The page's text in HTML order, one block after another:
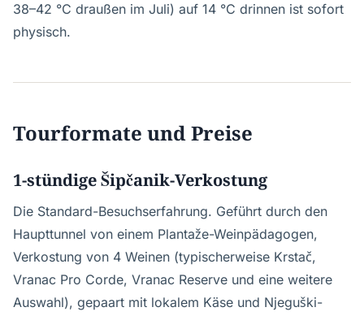
38–42 °C draußen im Juli) auf 14 °C drinnen ist sofort
physisch.
Tourformate und Preise
1-stündige Šipčanik-Verkostung
Die Standard-Besuchserfahrung. Geführt durch den
Haupttunnel von einem Plantaže-Weinpädagogen,
Verkostung von 4 Weinen (typischerweise Krstač,
Vranac Pro Corde, Vranac Reserve und eine weitere
Auswahl), gepaart mit lokalem Käse und Njeguški-